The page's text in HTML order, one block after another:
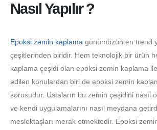
Nasıl Yapılır ?
Epoksi zemin kaplama günümüzün en trend
çeşitlerinden biridir. Hem teknolojik bir ürün
kaplama çeşidi olan epoksi zemin kaplama
edilen konulardan biri de epoksi zemin
sorusudur. Ustaların bu zemin çeşidini nasıl
ve kendi uygulamalarını nasıl meydana
meslektaşları merak etmektedir. Epoksi